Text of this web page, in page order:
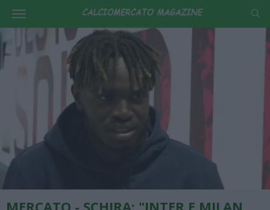
MERCATO - SCHIRA: "INTER E MILAN,